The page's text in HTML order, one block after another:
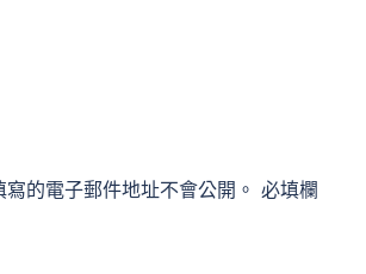
的電子郵件地址不會公開。 必填欄